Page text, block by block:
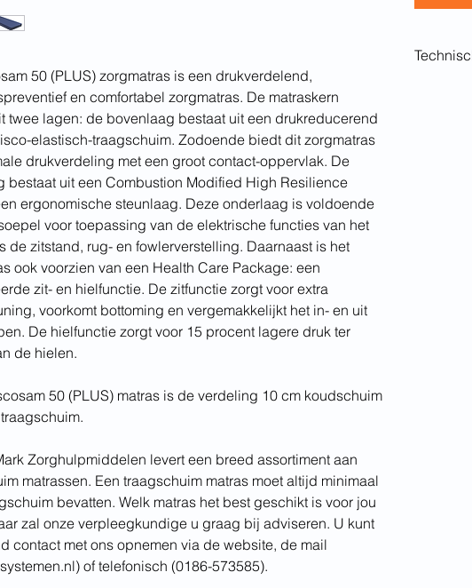
50 (PLUS) zorgmatras is een drukverdelend,
en comfortabel zorgmatras. De matraskern
twee lagen: de bovenlaag bestaat uit een drukreducerend
elastisch-traagschuim. Zodoende biedt dit zorgmatras
drukverdeling met een groot contact-oppervlak. De
bestaat uit een Combustion Modified High Resilience
ergonomische steunlaag. Deze onderlaag is voldoende
voor toepassing van de elektrische functies van het
de zitstand, rug- en fowlerverstelling. Daarnaast is het
ook voorzien van een Health Care Package: een
zit- en hielfunctie. De zitfunctie zorgt voor extra
voorkomt bottoming en vergemakkelijkt het in- en uit
De hielfunctie zorgt voor 15 procent lagere druk ter
de hielen.
50 (PLUS) matras is de verdeling 10 cm koudschuim
Zorghulpmiddelen levert een breed assortiment aan
matrassen. Een traagschuim matras moet altijd minimaal
bevatten. Welk matras het best geschikt is voor jou
zal onze verpleegkundige u graag bij adviseren. U kunt
contact met ons opnemen via de website, de mail
of telefonisch (0186-573585).